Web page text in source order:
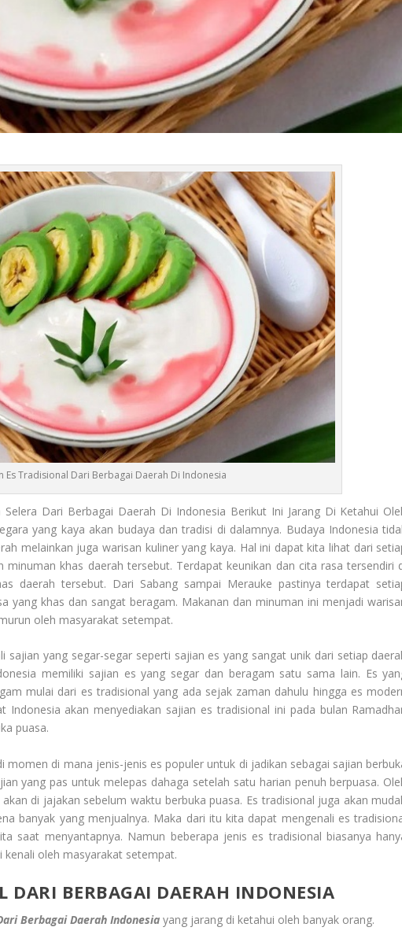
Es Tradisional Dari Berbagai Daerah Di Indonesia
Dari Berbagai Daerah Di Indonesia Berikut Ini Jarang Di Ketahui
yang kaya akan budaya dan tradisi di dalamnya. Budaya Indonesia
melainkan juga warisan kuliner yang kaya. Hal ini dapat kita lihat dari
minuman khas daerah tersebut. Terdapat keunikan dan cita rasa tersendiri
daerah tersebut. Dari Sabang sampai Merauke pastinya terdapat
yang khas dan sangat beragam. Makanan dan minuman ini menjadi
oleh masyarakat setempat.
sajian yang segar-segar seperti sajian es yang sangat unik dari setiap
memiliki sajian es yang segar dan beragam satu sama lain. Es
mulai dari es tradisional yang ada sejak zaman dahulu hingga es
Indonesia akan menyediakan sajian es tradisional ini pada bulan
puasa.
momen di mana jenis-jenis es populer untuk di jadikan sebagai sajian
yang pas untuk melepas dahaga setelah satu harian penuh berpuasa.
di jajakan sebelum waktu berbuka puasa. Es tradisional juga akan
banyak yang menjualnya. Maka dari itu kita dapat mengenali es
saat menyantapnya. Namun beberapa jenis es tradisional biasanya
oleh masyarakat setempat.
DARI BERBAGAI DAERAH INDONESIA
Berbagai Daerah Indonesia yang jarang di ketahui oleh banyak orang.